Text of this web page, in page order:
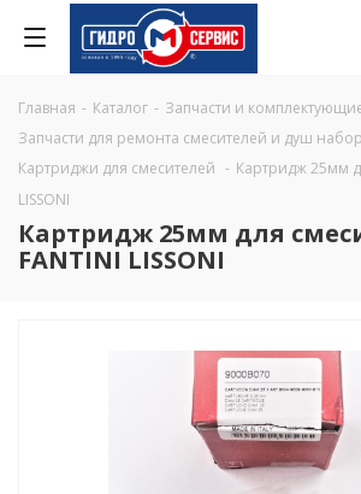
Главная - Каталог - Запчасти и
Запчасти для ремонта смесителей и душ
Картриджи для смесителей - Картридж 25мм
LISSONI
Картридж 25мм для
FANTINI LISSONI